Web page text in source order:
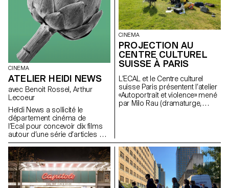
CINEMA
ATELIER HEIDI NEWS
avec Benoit Rossel, Arthur
Lecoeur
Heïdi News a sollicité le
département cinéma de
l’Ecal pour concevoir dix films
autour d’une série d’articles sur
le thème de l'alimentation. Les
étudiants devaient réaliser des
très courts-métrages de deux
à trois minutes diffusables sur
le site internet du journal et les
réseaux sociaux.
CINEMA
PROJECTION AU
CENTRE CULTUREL
SUISSE À PARIS
L’ECAL et le Centre culturel
suisse Paris présentent l’atelier
«Autoportrait et violence» mené
par Milo Rau (dramaturge,
sélection de films réalisés par
les étudiant·e·s en 2e année
Bachelor Cinéma.